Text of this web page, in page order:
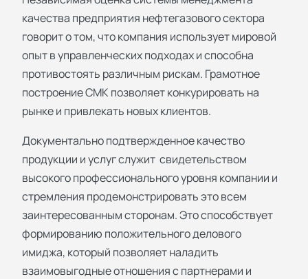
качества предприятия нефтегазового сектора
говорит о том, что компания использует мировой
опыт в управленческих подходах и способна
противостоять различным рискам. Грамотное
построение СМК позволяет конкурировать на
рынке и привлекать новых клиентов.
Документально подтвержденное качество
продукции и услуг служит свидетельством
высокого профессионального уровня компании и
стремления продемонстрировать это всем
заинтересованным сторонам. Это способствует
формированию положительного делового
имиджа, который позволяет наладить
взаимовыгодные отношения с партнерами и